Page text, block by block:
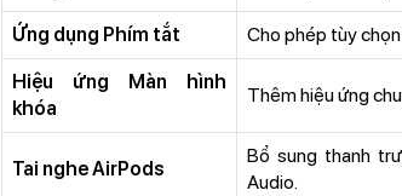
Ứng dụng Phím tắt Cho phép tùy
Hiệu ứng Màn hình
khóa
Thêm hiệu ứng
Tai nghe AirPods
Bổ sung thanh
Audio.